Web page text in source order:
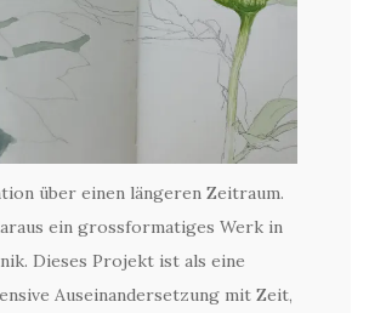
über einen längeren Zeitraum.
ein grossformatiges Werk in
Dieses Projekt ist als eine
Auseinandersetzung mit Zeit,